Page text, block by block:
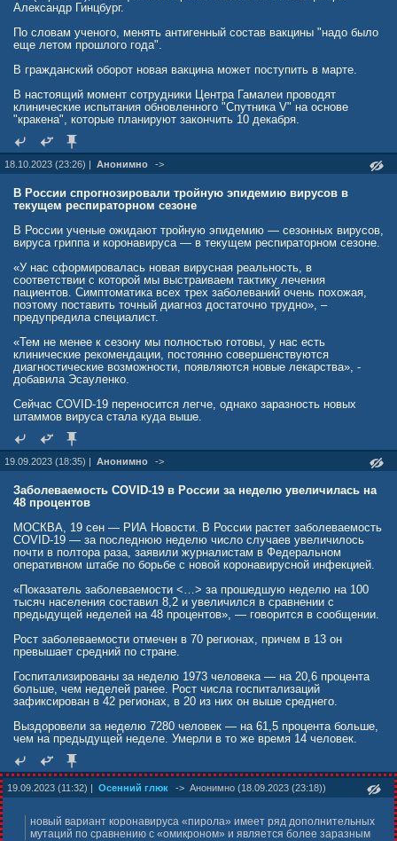
меняется в процессе эволюции вируса. Значит, надо обновлять
Исходный «уханьский» вариант коронавируса был достаточно
половине 2020 года умирали, по мировым данным, 5−6%
«гамма», их летальность снизилась до 2−2,5%. «Все эти варианты
были очень похожи по свойствам поверхности вирусной частицы на
исходный вирус. Тогда вакцины дали очень хорошие результаты»,
— пояснил эксперт.
Но со временем, по мнению Аграновского, первоначальная вакцина
стала давать меньше нейтрализующих антител. «Спутник» состоит
гена S-белка коронавируса. Вакцина делалась под S-белок
«уханьского» штамма. Со временем появились новые
пояснил профессор МГУ.
первоначальная вакцина «Спутник V» стала мало защищать от
заражения коронавирусной инфекцией, но все еще защищает от
тяжелого течения болезни. Как отметил Альтштейн, это произошло
с появлением «омикрона». «Омикрон» — генетически нестабильный
вариант: он постоянно порождал новые варианты, и каждый из них
профессор.
Как сообщил Альтштейн, в НИЦЭМ им. Н. Ф. Гамалеи уже
разработали вакцину против новых вариантов «омикрона», однако
эту новую вакцину иметь не будем. Скорее всего, она появится в
начале следующего года», — отметил он.
Обновить вакцину достаточно просто технически, отметил
профессор Аграновский, однако клинические испытания и
регистрация такой вакцины, которая формально является новой,
будет успевать за актуальными штаммами. Однако вакцинный Т-
клеточный иммунитет, который менее чувствителен к изменениям
С-19, даже если использовалась вакцина предыдущего
поколения», — сообщил он.
Альтштейн подчеркнул, что хоть и ковидная пандемия значительно
контингента — хронически больных и пожилых людей: «С 6 мая
2023 года в мире заболели более 8,5 млн человек и примерно
50000 умерли».
Ситуация с модернизацией вакцин не является уникальной,
отмечает вирусолог. «В сходном положении находится вакцинация
Тут мы видим не совсем такую ситуацию, как с коронавирусом,
когда каждые три-четыре месяца выскакивает новый отличающийся
вариант, там несколько больше стабильности. Но тем не менее
варианты могут отличаться по антигенным свойствам, тогда нужно
менять вирус, из которого делается вакцина».
РБК в начале октября сообщил, что из крупнейших частных клиник
Москвы пропали «Спутник V» и «Спутник Лайт». Врач-
инфекционист и главный врач «Инвитро-Сибирь» Андрей Поздняков
препаратами «Спутник V» и «Спутник Лайт», так как они потеряли
актуальность и уже выводятся из производства.
Александр Гинцбург.
По словам ученого, менять антигенный состав вакцины "надо было
еще летом прошлого года".
В гражданский оборот новая вакцина может поступить в марте.
В настоящий момент сотрудники Центра Гамалеи проводят
клинические испытания обновленного "Спутника V" на основе
"кракена", которые планируют закончить 10 декабря.
18.10.2023 (23:26) | Анонимно ->
В России спрогнозировали тройную эпидемию вирусов в
текущем респираторном сезоне
В России ученые ожидают тройную эпидемию — сезонных вирусов,
вируса гриппа и коронавируса — в текущем респираторном сезоне.
«У нас сформировалась новая вирусная реальность, в
соответствии с которой мы выстраиваем тактику лечения
пациентов. Симптоматика всех трех заболеваний очень похожая,
поэтому поставить точный диагноз достаточно трудно», –
предупредила специалист.
«Тем не менее к сезону мы полностью готовы, у нас есть
клинические рекомендации, постоянно совершенствуются
диагностические возможности, появляются новые лекарства», -
добавила Эсауленко.
Сейчас COVID-19 переносится легче, однако заразность новых
штаммов вируса стала куда выше.
19.09.2023 (18:35) | Анонимно ->
Заболеваемость COVID-19 в России за неделю увеличилась на
48 процентов
МОСКВА, 19 сен — РИА Новости. В России растет заболеваемость
COVID-19 — за последнюю неделю число случаев увеличилось
почти в полтора раза, заявили журналистам в Федеральном
оперативном штабе по борьбе с новой коронавирусной инфекцией.
«Показатель заболеваемости <…> за прошедшую неделю на 100
тысяч населения составил 8,2 и увеличился в сравнении с
предыдущей неделей на 48 процентов», — говорится в сообщении.
Рост заболеваемости отмечен в 70 регионах, причем в 13 он
превышает средний по стране.
Госпитализированы за неделю 1973 человека — на 20,6 процента
больше, чем неделей ранее. Рост числа госпитализаций
зафиксирован в 42 регионах, в 20 из них он выше среднего.
Выздоровели за неделю 7280 человек — на 61,5 процента больше,
чем на предыдущей неделе. Умерли в то же время 14 человек.
19.09.2023 (11:32) | Осенний глюк -> Анонимно (18.09.2023 (23:18))
новый вариант коронавируса «пирола» имеет ряд дополнительных
мутаций по сравнению с «омикроном» и является более заразным